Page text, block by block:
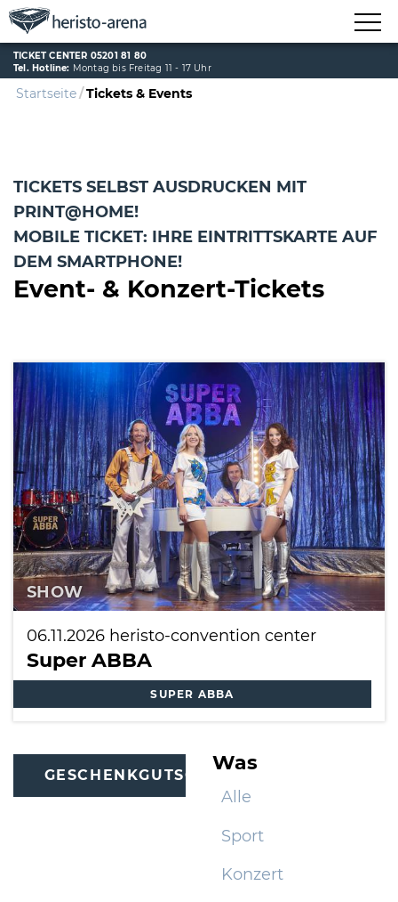
International
TICKET CENTER 05201 81 80
Tel. Hotline: Montag bis Freitag 11 - 17 Uhr
Startseite Tickets & Events
TICKETS SELBST AUSDRUCKEN MIT
PRINT@HOME!
MOBILE TICKET: IHRE EINTRITTSKARTE AUF
DEM SMARTPHONE!
Event- & Konzert-Tickets
SHOW
06.11.2026 heristo-convention center
Super ABBA
SUPER ABBA
GESCHENKGUTSCHEINE
Was
Alle
Sport
Konzert